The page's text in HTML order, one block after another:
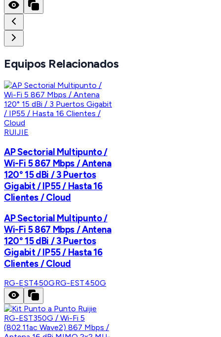
Equipos Relacionados
RUIJIE
AP Sectorial Multipunto /
Wi-Fi 5 867 Mbps / Antena
120° 15 dBi / 3 Puertos
Gigabit / IP55 / Hasta 16
Clientes / Cloud
AP Sectorial Multipunto /
Wi-Fi 5 867 Mbps / Antena
120° 15 dBi / 3 Puertos
Gigabit / IP55 / Hasta 16
Clientes / Cloud
RG-EST450GRG-EST450G